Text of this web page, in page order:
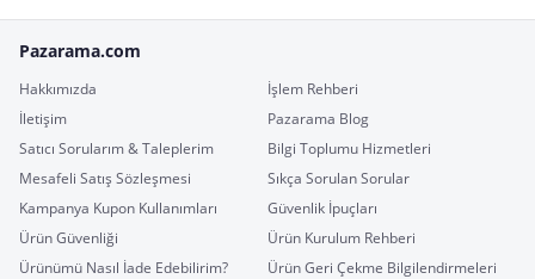
Pazarama.com
Hakkımızda
İşlem Rehberi
İletişim
Pazarama Blog
Satıcı Sorularım & Taleplerim
Bilgi Toplumu Hizmetleri
Mesafeli Satış Sözleşmesi
Sıkça Sorulan Sorular
Kampanya Kupon Kullanımları
Güvenlik İpuçları
Ürün Güvenliği
Ürün Kurulum Rehberi
Ürünümü Nasıl İade Edebilirim?
Ürün Geri Çekme Bilgilendirmeleri